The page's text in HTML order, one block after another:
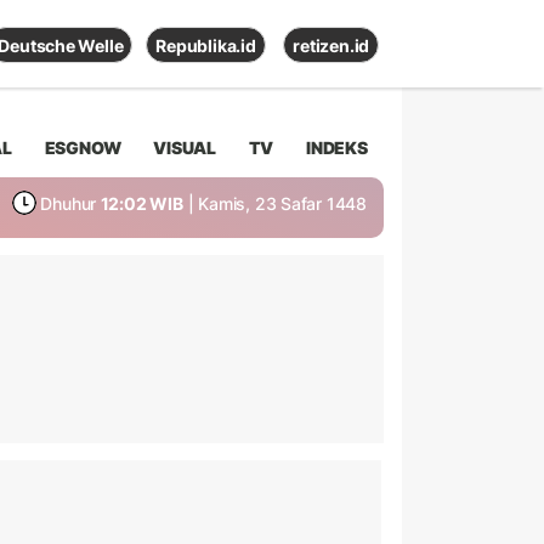
Deutsche Welle Republika.id retizen.id
ESGNOW VISUAL TV INDEKS
Dhuhur 12:02 WIB | Kamis, 23 Safar 1448